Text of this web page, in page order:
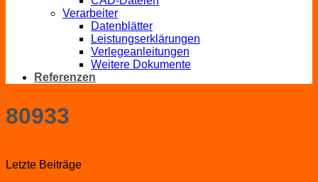
Verarbeiter
Datenblätter
Leistungserklärungen
Verlegeanleitungen
Weitere Dokumente
Referenzen
80933
Letzte Beiträge